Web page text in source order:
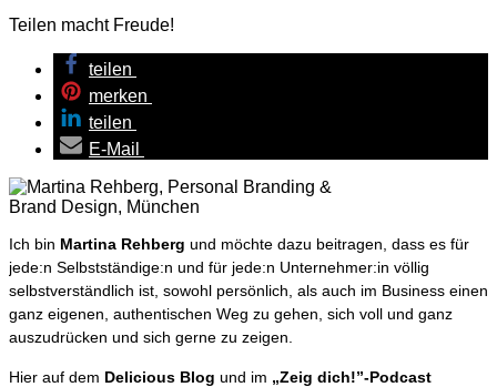
Teilen macht Freude!
teilen
merken
teilen
E-Mail
Ich bin Martina Rehberg und möchte dazu beitragen, dass es für
jede:n Selbstständige:n und für jede:n Unternehmer:in völlig
selbstverständlich ist, sowohl persönlich, als auch im Business einen
ganz eigenen, authentischen Weg zu gehen, sich voll und ganz
auszudrücken und sich gerne zu zeigen.
Hier auf dem Delicious Blog und im „Zeig dich!”-Podcast